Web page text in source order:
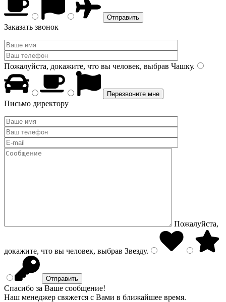
Заказать звонок
Пожалуйста, докажите, что вы человек, выбрав Чашку.
Письмо директору
Пожалуйста,
докажите, что вы человек, выбрав Звезду.
Спасибо за Ваше сообщение!
Наш менеджер свяжется с Вами в ближайшее время.